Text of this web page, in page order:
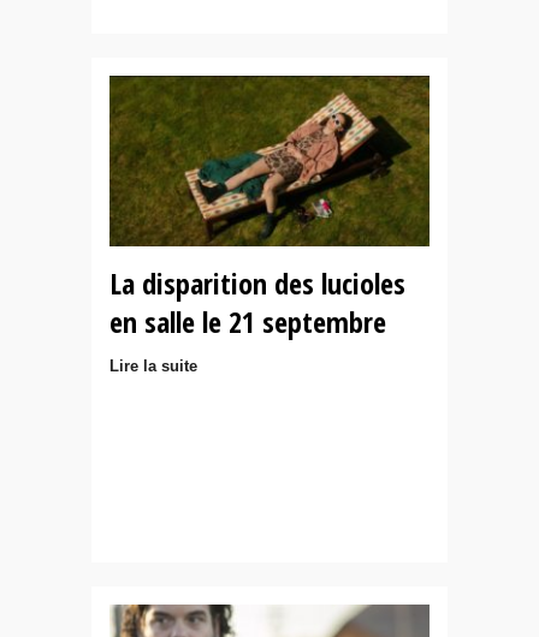
La disparition des lucioles
en salle le 21 septembre
Lire la suite